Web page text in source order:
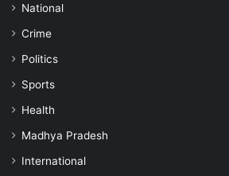
National
Crime
Politics
Sports
Health
Madhya Pradesh
International